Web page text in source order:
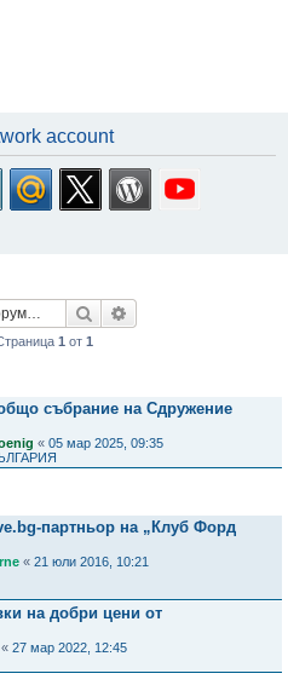
account
Търсене
1 от 1
събрание на Сдружение
« 05 мар 2025, 09:35
партньор на „Клуб Форд
« 21 юли 2016, 10:21
на добри цени от
« 27 мар 2022, 12:45